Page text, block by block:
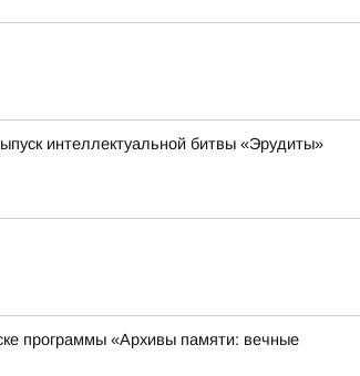
интеллектуальной битвы «Эрудиты»
программы «Архивы памяти: вечные